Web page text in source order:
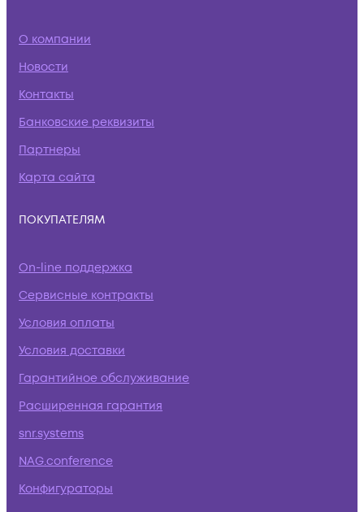
О компании
Новости
Контакты
Банковские реквизиты
Партнеры
Карта сайта
ПОКУПАТЕЛЯМ
On-line поддержка
Сервисные контракты
Условия оплаты
Условия доставки
Гарантийное обслуживание
Расширенная гарантия
snr.systems
NAG.conference
Конфигураторы